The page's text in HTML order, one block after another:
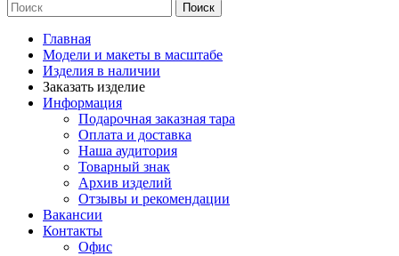
Поиск
Главная
Модели и макеты в масштабе
Изделия в наличии
Заказать изделие
Информация
Подарочная заказная тара
Оплата и доставка
Наша аудитория
Товарный знак
Архив изделий
Отзывы и рекомендации
Вакансии
Контакты
Офис